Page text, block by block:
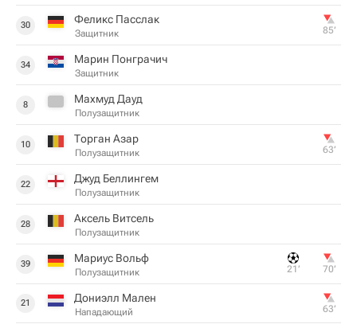
30 Феликс Пасслак
Защитник 85‎’‎
34 Марин Понграчич
Защитник
8 Махмуд Дауд
Полузащитник
10 Торган Азар
Полузащитник 63‎’‎
22 Джуд Беллингем
Полузащитник
28 Аксель Витсель
Полузащитник
39 Мариус Вольф
Полузащитник 21‎’‎ 70‎’‎
21 Дониэлл Мален
Нападающий 63‎’‎